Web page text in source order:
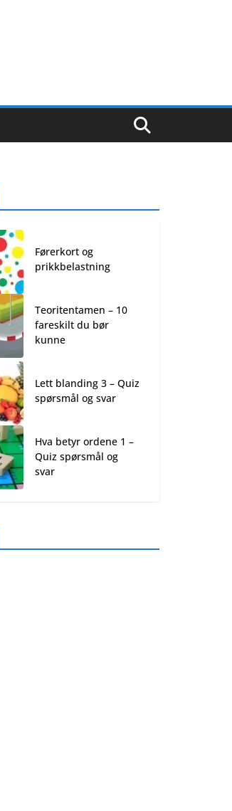
Førerkort og
prikkbelastning
Teoritentamen – 10
fareskilt du bør
kunne
Lett blanding 3 – Quiz
spørsmål og svar
Hva betyr ordene 1 –
Quiz spørsmål og
svar